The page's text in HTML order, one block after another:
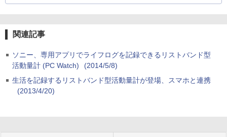
関連記事
ソニー、専用アプリでライフログを記録できるリストバンド型
活動量計 (PC Watch)
(2014/5/8)
生活を記録するリストバンド型活動量計が登場、スマホと連携
(2013/4/20)